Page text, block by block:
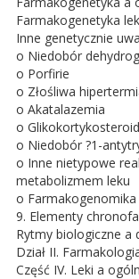
Farmakogenetyka
Inne genetycznie
o Niedobór
o Porfirie
o Złośliwa
o Akatalazemia
o
o Niedobór ?1-
o Inne nietypowe
metabolizmem leku
o Farmakogenomika
9. Elementy
Rytmy biologiczne a
Dział II.
Część IV. Leki a